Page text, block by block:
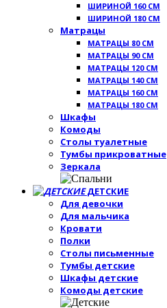
ШИРИНОЙ 160 СМ
ШИРИНОЙ 180 СМ
Матрацы
МАТРАЦЫ 80 СМ
МАТРАЦЫ 90 СМ
МАТРАЦЫ 120 СМ
МАТРАЦЫ 140 СМ
МАТРАЦЫ 160 СМ
МАТРАЦЫ 180 СМ
Шкафы
Комоды
Столы туалетные
Тумбы прикроватные
Зеркала
ДЕТСКИЕ
Для девочки
Для мальчика
Кровати
Полки
Столы письменные
Тумбы детские
Шкафы детские
Комоды детские